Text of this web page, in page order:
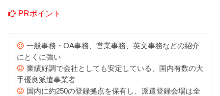
PRポイント
一般事務・OA事務、営業事務、英文事務などの紹介
にとくに強い
業績好調で会社としても安定している、国内有数の大
手優良派遣事業者
国内に約250の登録拠点を保有し、派遣登録会場は全